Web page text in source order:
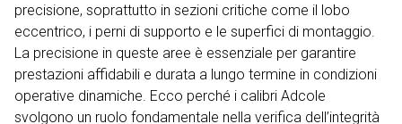
precisione, soprattutto in sezioni critiche come il lobo
eccentrico, i perni di supporto e le superfici di montaggio.
La precisione in queste aree è essenziale per garantire
prestazioni affidabili e durata a lungo termine in condizioni
operative dinamiche. Ecco perché i calibri Adcole
svolgono un ruolo fondamentale nella verifica dell’integrità